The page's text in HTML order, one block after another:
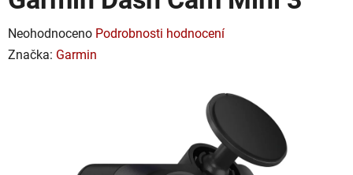
Průměrné
hodnocení
Neohodnoceno Podrobnosti hodnocení
Značka: Garmin